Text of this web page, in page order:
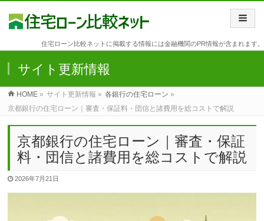
住宅ローン比較ネットに掲載する情報には金融機関のPR情報が含まれます。
サイト更新情報
HOME » サイト更新情報 » 各銀行の住宅ローン »
京都銀行の住宅ローン｜審査・保証料・団信と諸費用を総コストで解説
京都銀行の住宅ローン｜審査・保証
料・団信と諸費用を総コストで解説
2026年7月21日